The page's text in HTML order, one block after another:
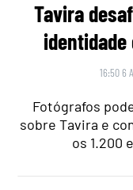
Tavira
identidade
16:50 6
Fotógrafos
sobre Tavira e
os 1.200